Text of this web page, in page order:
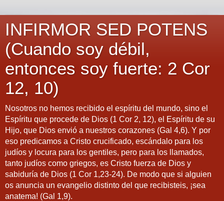
INFIRMOR SED POTENS
(Cuando soy débil,
entonces soy fuerte: 2 Cor
12, 10)
Nosotros no hemos recibido el espíritu del mundo, sino el
Espíritu que procede de Dios (1 Cor 2, 12), el Espíritu de su
Hijo, que Dios envió a nuestros corazones (Gal 4,6). Y por
eso predicamos a Cristo crucificado, escándalo para los
judíos y locura para los gentiles, pero para los llamados,
tanto judíos como griegos, es Cristo fuerza de Dios y
sabiduría de Dios (1 Cor 1,23-24). De modo que si alguien
os anuncia un evangelio distinto del que recibisteis, ¡sea
anatema! (Gal 1,9).